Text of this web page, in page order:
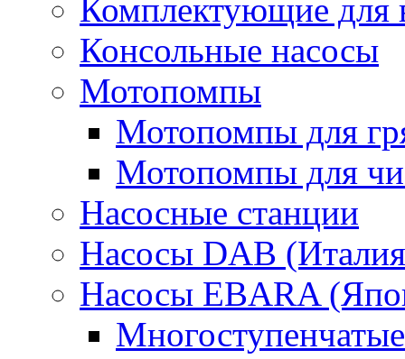
Комплектующие для
Консольные насосы
Мотопомпы
Мотопомпы для
Мотопомпы для
Насосные станции
Насосы DAB
Насосы EBARA